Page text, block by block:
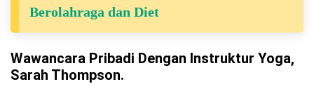
Berolahraga dan Diet
Wawancara Pribadi Dengan Instruktur Yoga,
Sarah Thompson.